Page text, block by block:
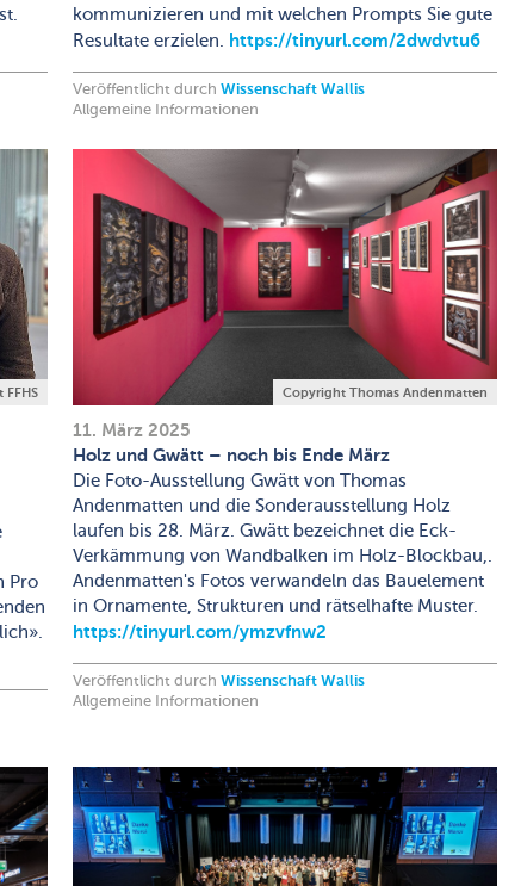
kommunizieren und mit welchen Prompts Sie gute
Resultate erzielen. https://tinyurl.com/2dwdvtu6
Veröffentlicht durch Wissenschaft Wallis
Allgemeine Informationen
Pro
Copyright Thomas Andenmatten
11. März 2025
Holz und Gwätt – noch bis Ende März
Die Foto-Ausstellung Gwätt von Thomas
Andenmatten und die Sonderausstellung Holz
laufen bis 28. März. Gwätt bezeichnet die Eck-
Verkämmung von Wandbalken im Holz-Blockbau,.
Andenmatten's Fotos verwandeln das Bauelement
in Ornamente, Strukturen und rätselhafte Muster.
https://tinyurl.com/ymzvfnw2
Veröffentlicht durch Wissenschaft Wallis
Allgemeine Informationen